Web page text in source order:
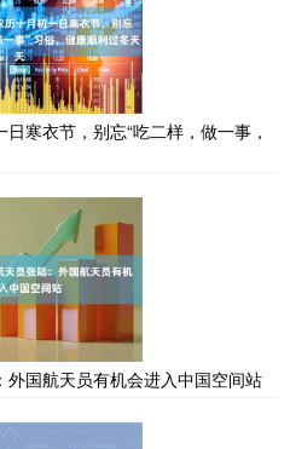
寒衣节，别忘“吃二样，做一事，
国航天员有机会进入中国空间站